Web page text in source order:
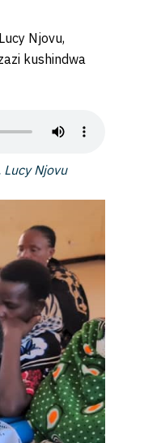
Njovu,
kushindwa
Njovu